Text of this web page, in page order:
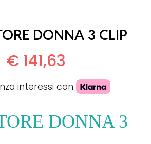
DONNA 3 CLIP
€ 141,63
interessi con